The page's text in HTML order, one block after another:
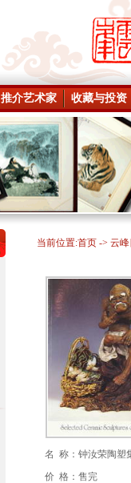
推介艺术家 收藏与投资
当前位置:首页 -> 云
名 称：钟汝荣陶塑
价 格：售完